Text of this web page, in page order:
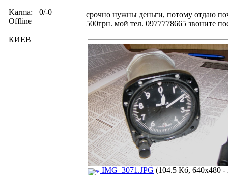
Karma: +0/-0
Offline
КИЕВ
срочно нужны деньги, потому отдаю
500грн. мой тел. 0977778665 звоните
IMG_3071.JPG (104.5 Кб, 640x480 -